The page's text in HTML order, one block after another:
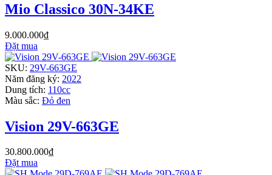
Mio Classico 30N-34KE
9.000.000₫
Đặt mua
SKU: 29V-663GE
Năm đăng ký: 2022
Dung tích: 110cc
Màu sắc: Đỏ đen
Vision 29V-663GE
30.800.000₫
Đặt mua